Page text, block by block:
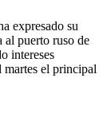
expresado su
al puerto ruso de
intereses
martes el principal